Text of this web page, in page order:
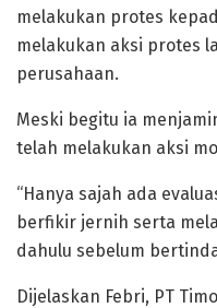
melakukan protes
melakukan aksi protes
perusahaan.
Meski begitu ia
telah melakukan aksi
“Hanya sajah ada
berfikir jernih serta
dahulu sebelum
Dijelaskan Febri, PT